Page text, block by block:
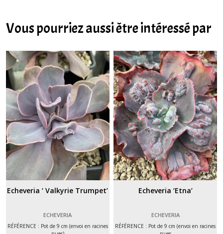
Vous pourriez aussi être intéressé par
Echeveria ‘ Valkyrie Trumpet’
ECHEVERIA
RÉFÉRENCE : Pot de 9 cm (envoi en racines
Echeveria ‘Etna’
ECHEVERIA
RÉFÉRENCE : Pot de 9 cm (envoi en racines